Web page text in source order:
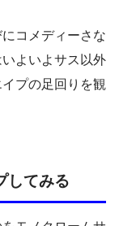
コメディーさな
よいよサス以外
プの足回りを観
してみる